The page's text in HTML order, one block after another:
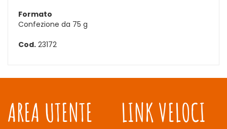
Formato
Confezione da 75 g
Cod. 23172
AREA UTENTE LINK VELOCI